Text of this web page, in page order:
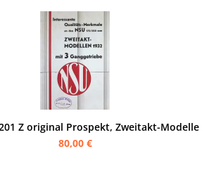
Z original Prospekt, Zweitakt-Modelle
80,00 €